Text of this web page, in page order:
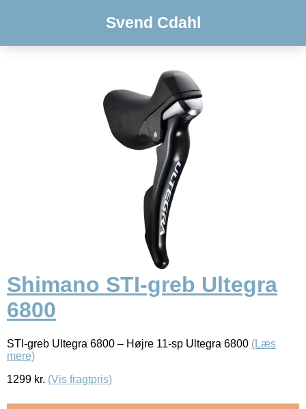
Svend Cdahl
Shimano STI-greb Ultegra
6800
STI-greb Ultegra 6800 – Højre 11-sp Ultegra 6800 (Læs
mere)
1299 kr. (Vis fragtpris)